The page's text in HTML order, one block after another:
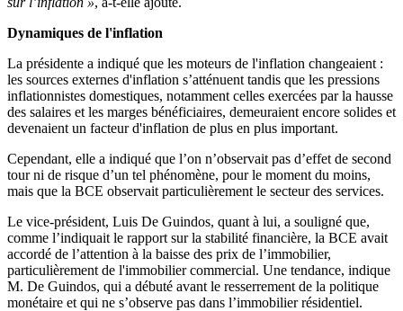
Dynamiques de l'inflation
La présidente a indiqué que les moteurs de l'inflation changeaient :
les sources externes d'inflation s’atténuent tandis que les pressions
inflationnistes domestiques, notamment celles exercées par la hausse
des salaires et les marges bénéficiaires, demeuraient encore solides et
devenaient un facteur d'inflation de plus en plus important.
Cependant, elle a indiqué que l’on n’observait pas d’effet de second
tour ni de risque d’un tel phénomène, pour le moment du moins,
mais que la BCE observait particulièrement le secteur des services.
Le vice-président, Luis De Guindos, quant à lui, a souligné que,
comme l’indiquait le rapport sur la stabilité financière, la BCE avait
accordé de l’attention à la baisse des prix de l’immobilier,
particulièrement de l'immobilier commercial. Une tendance, indique
M. De Guindos, qui a débuté avant le resserrement de la politique
monétaire et qui ne s’observe pas dans l’immobilier résidentiel.